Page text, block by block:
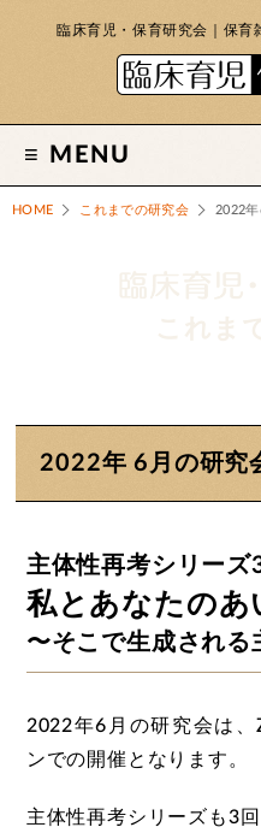
臨床育児・保育研究会｜保育
MENU
HOME これまでの研究会 2022
2022年 6月の研究
主体性再考シリーズ
私とあなたのあ
〜そこで生成される
2022年6月の研究会は
ンでの開催となります。
主体性再考シリーズも3